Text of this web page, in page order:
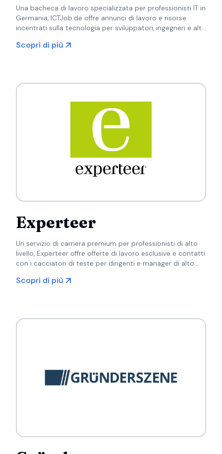
Una bacheca di lavoro specializzata per professionisti IT in
Germania, ICTJob.de offre annunci di lavoro e risorse
incentrati sulla tecnologia per sviluppatori, ingegneri e altri
Scopri di più
Experteer
Un servizio di carriera premium per professionisti di alto
livello, Experteer offre offerte di lavoro esclusive e contatti
con i cacciatori di teste per dirigenti e manager di alto
Scopri di più